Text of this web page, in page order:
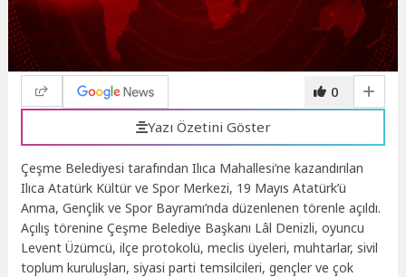
0
Yazı Özetini Göster
Çeşme Belediyesi tarafından Ilıca Mahallesi’ne kazandırılan
Ilıca Atatürk Kültür ve Spor Merkezi, 19 Mayıs Atatürk’ü
Anma, Gençlik ve Spor Bayramı’nda düzenlenen törenle açıldı.
Açılış törenine Çeşme Belediye Başkanı Lâl Denizli, oyuncu
Levent Üzümcü, ilçe protokolü, meclis üyeleri, muhtarlar, sivil
toplum kuruluşları, siyasi parti temsilcileri, gençler ve çok